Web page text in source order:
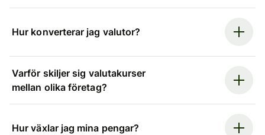
Hur konverterar jag valutor?
Varför skiljer sig valutakurser
mellan olika företag?
Hur växlar jag mina pengar?